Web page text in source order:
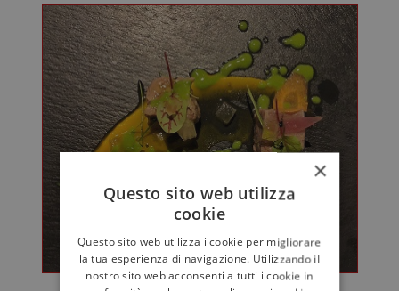
×
Questo sito web utilizza
cookie
Questo sito web utilizza i cookie per migliorare
la tua esperienza di navigazione. Utilizzando il
nostro sito web acconsenti a tutti i cookie in